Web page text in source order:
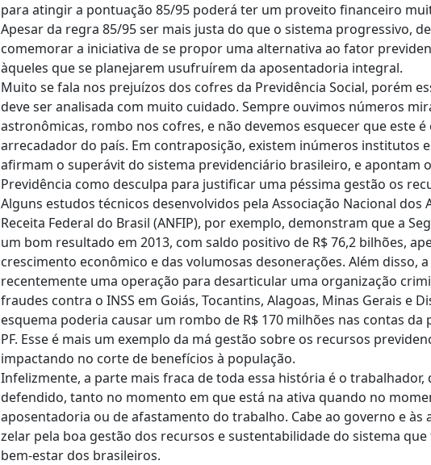
para atingir a pontuação 85/95 poderá ter um proveito financeiro
Apesar da regra 85/95 ser mais justa do que o sistema progressivo,
comemorar a iniciativa de se propor uma alternativa ao fator
àqueles que se planejarem usufruírem da aposentadoria integral.
Muito se fala nos prejuízos dos cofres da Previdência Social, porém
deve ser analisada com muito cuidado. Sempre ouvimos números
astronômicas, rombo nos cofres, e não devemos esquecer que este
arrecadador do país. Em contraposição, existem inúmeros institutos
afirmam o superávit do sistema previdenciário brasileiro, e apontam
Previdência como desculpa para justificar uma péssima gestão os
Alguns estudos técnicos desenvolvidos pela Associação Nacional dos
Receita Federal do Brasil (ANFIP), por exemplo, demonstram que a
um bom resultado em 2013, com saldo positivo de R$ 76,2 bilhões,
crescimento econômico e das volumosas desonerações. Além disso,
recentemente uma operação para desarticular uma organização
fraudes contra o INSS em Goiás, Tocantins, Alagoas, Minas Gerais e
esquema poderia causar um rombo de R$ 170 milhões nas contas da
PF. Esse é mais um exemplo da má gestão sobre os recursos
impactando no corte de benefícios à população.
Infelizmente, a parte mais fraca de toda essa história é o trabalhador,
defendido, tanto no momento em que está na ativa quando no
aposentadoria ou de afastamento do trabalho. Cabe ao governo e às
zelar pela boa gestão dos recursos e sustentabilidade do sistema
bem-estar dos brasileiros.